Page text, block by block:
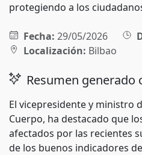
protegiendo a los
Fecha: 29/05/2026
Localización: Bilbao
Resumen generado
El vicepresidente y ministro
Cuerpo, ha destacado que
afectados por las recientes
de los buenos indicadores